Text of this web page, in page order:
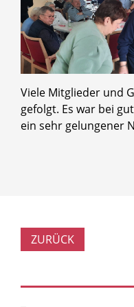
Viele Mitglieder und
gefolgt. Es war bei
ein sehr gelungener
ZURÜCK